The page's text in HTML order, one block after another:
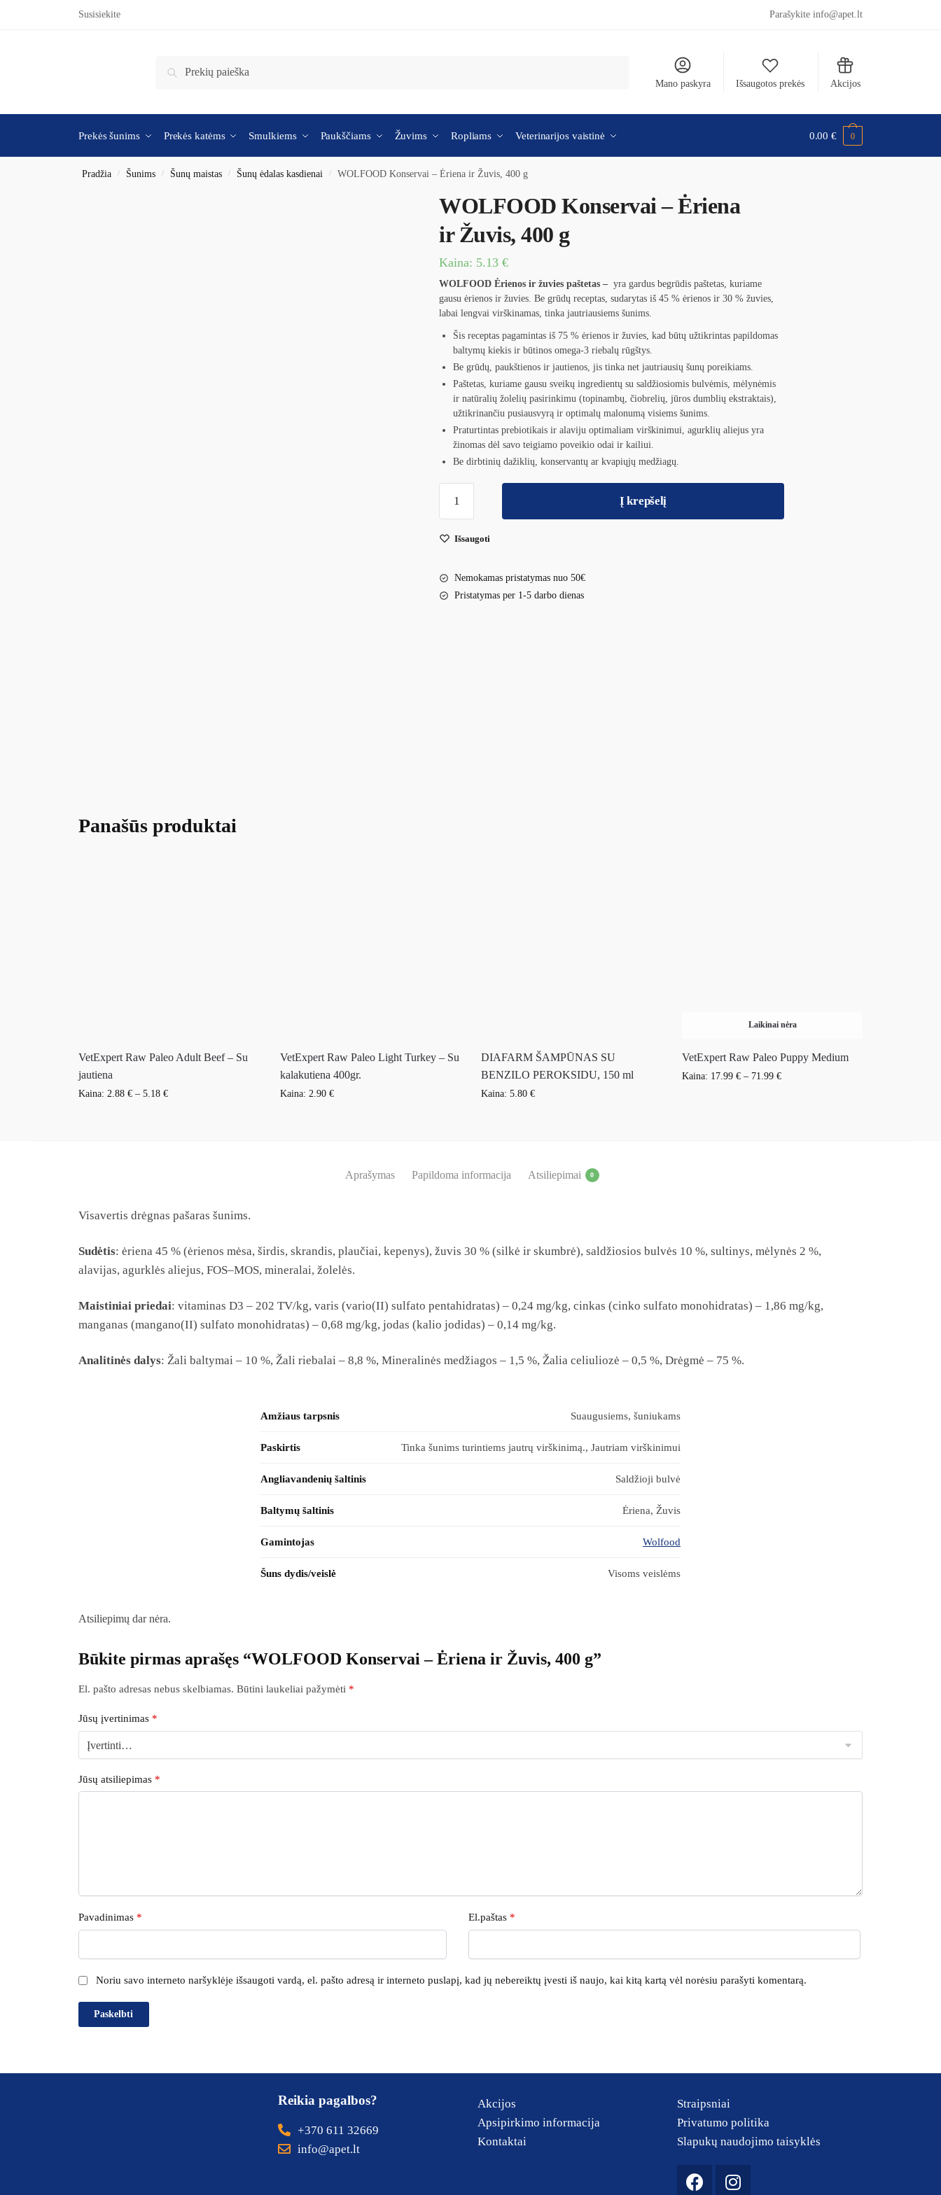
Susisiekite Parašykite info@apet.lt
Ieškoti
Mano paskyra Išsaugotos prekės Akcijos
Prekės šunims Prekės katėms Smulkiems Paukščiams Žuvims Ropliams Veterinarijos vaistinė 0.00€ 0
Pradžia / Šunims / Šunų maistas / Šunų ėdalas kasdienai / WOLFOOD Konservai – Ėriena ir Žuvis, 400 g
WOLFOOD Konservai – Ėriena
ir Žuvis, 400 g
Kaina: 5.13€
WOLFOOD Ėrienos ir žuvies paštetas – yra gardus begrūdis paštetas, kuriame
gausu ėrienos ir žuvies. Be grūdų receptas, sudarytas iš 45 % ėrienos ir 30 % žuvies,
labai lengvai virškinamas, tinka jautriausiems šunims.
Šis receptas pagamintas iš 75 % ėrienos ir žuvies, kad būtų užtikrintas papildomas
baltymų kiekis ir būtinos omega-3 riebalų rūgštys.
Be grūdų, paukštienos ir jautienos, jis tinka net jautriausių šunų poreikiams.
Paštetas, kuriame gausu sveikų ingredientų su saldžiosiomis bulvėmis, mėlynėmis
ir natūralių žolelių pasirinkimu (topinambų, čiobrelių, jūros dumblių ekstraktais),
užtikrinančiu pusiausvyrą ir optimalų malonumą visiems šunims.
Praturtintas prebiotikais ir alaviju optimaliam virškinimui, agurklių aliejus yra
žinomas dėl savo teigiamo poveikio odai ir kailiui.
Be dirbtinių dažiklių, konservantų ar kvapiųjų medžiagų.
Į krepšelį
Išsaugoti
Nemokamas pristatymas nuo 50€
Pristatymas per 1-5 darbo dienas
Panašūs produktai
VetExpert Raw Paleo Adult Beef – Su
jautiena
Kaina:2.88€ –5.18€
VetExpert Raw Paleo Light Turkey – Su
kalakutiena 400gr.
Kaina: 2.90 €
DIAFARM ŠAMPŪNAS SU
BENZILO PEROKSIDU, 150 ml
Kaina: 5.80 €
Laikinai nėra
VetExpert Raw Paleo Puppy Medium
Kaina: 17.99€ – 71.99€
Aprašymas Papildoma informacija Atsiliepimai 0
Visavertis drėgnas pašaras šunims.
Sudėtis: ėriena 45 % (ėrienos mėsa, širdis, skrandis, plaučiai, kepenys), žuvis 30 % (silkė ir skumbrė), saldžiosios bulvės 10 %, sultinys, mėlynės 2 %,
alavijas, agurklės aliejus, FOS–MOS, mineralai, žolelės.
Maistiniai priedai: vitaminas D3 – 202 TV/kg, varis (vario(II) sulfato pentahidratas) – 0,24 mg/kg, cinkas (cinko sulfato monohidratas) – 1,86 mg/kg,
manganas (mangano(II) sulfato monohidratas) – 0,68 mg/kg, jodas (kalio jodidas) – 0,14 mg/kg.
Analitinės dalys: Žali baltymai – 10 %, Žali riebalai – 8,8 %, Mineralinės medžiagos – 1,5 %, Žalia celiuliozė – 0,5 %, Drėgmė – 75 %.
Amžiaus tarpsnis Suaugusiems, šuniukams
Paskirtis Tinka šunims turintiems jautrų virškinimą., Jautriam virškinimui
Angliavandenių šaltinis Saldžioji bulvė
Baltymų šaltinis Ėriena, Žuvis
Gamintojas Wolfood
Šuns dydis/veislė Visoms veislėms
Atsiliepimų dar nėra.
Būkite pirmas aprašęs “WOLFOOD Konservai – Ėriena ir Žuvis, 400 g”
El. pašto adresas nebus skelbiamas. Būtini laukeliai pažymėti *
Jūsų įvertinimas *
Jūsų atsiliepimas *
Pavadinimas * El.paštas *
Noriu savo interneto naršyklėje išsaugoti vardą, el. pašto adresą ir interneto puslapį, kad jų nebereiktų įvesti iš naujo, kai kitą kartą vėl norėsiu parašyti komentarą.
Reikia pagalbos?
+370 611 32669
info@apet.lt
Akcijos
Apsipirkimo informacija
Kontaktai
Straipsniai
Privatumo politika
Slapukų naudojimo taisyklės